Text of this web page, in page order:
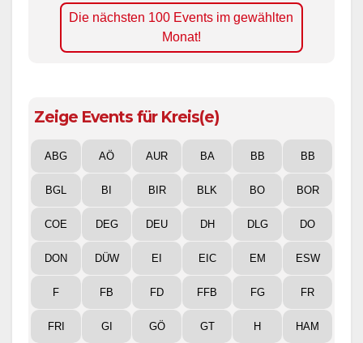
Die nächsten 100 Events im gewählten
Monat!
Zeige Events für Kreis(e)
ABG AÖ AUR BA BB BB
BGL BI BIR BLK BO BOR
COE DEG DEU DH DLG DO
DON DÜW EI EIC EM ESW
F FB FD FFB FG FR
FRI GI GÖ GT H HAM